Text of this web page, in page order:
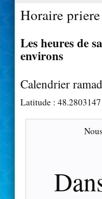
Horaire
Les heures de
environs
Calendrier
Latitude : 48.2803147